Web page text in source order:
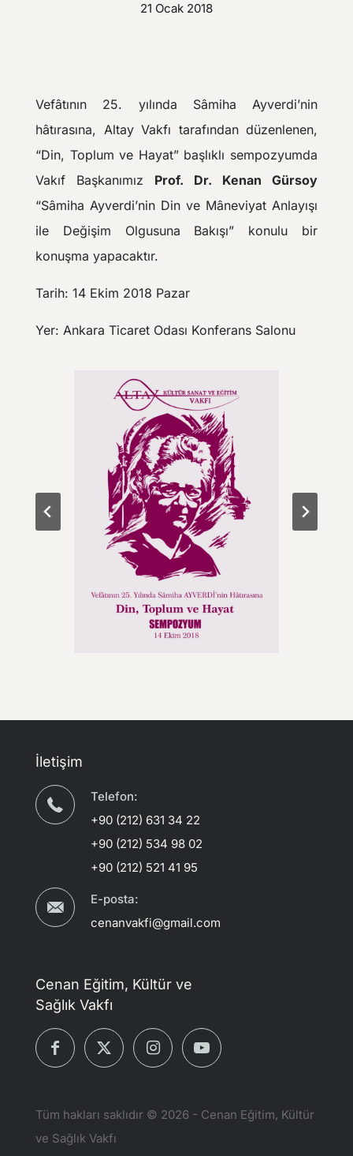
21 Ocak 2018
Vefâtının 25. yılında Sâmiha Ayverdi’nin
hâtırasına, Altay Vakfı tarafından düzenlenen,
“Din, Toplum ve Hayat” başlıklı sempozyumda
Vakıf Başkanımız Prof. Dr. Kenan Gürsoy
“Sâmiha Ayverdi’nin Din ve Mâneviyat Anlayışı
ile Değişim Olgusuna Bakışı” konulu bir
konuşma yapacaktır.
Tarih: 14 Ekim 2018 Pazar
Yer: Ankara Ticaret Odası Konferans Salonu
İletişim
Telefon:
+90 (212) 631 34 22
+90 (212) 534 98 02
+90 (212) 521 41 95
E-posta:
cenanvakfi@gmail.com
Cenan Eğitim, Kültür ve
Sağlık Vakfı
Tüm hakları saklıdır © 2026 - Cenan Eğitim, Kültür
ve Sağlık Vakfı